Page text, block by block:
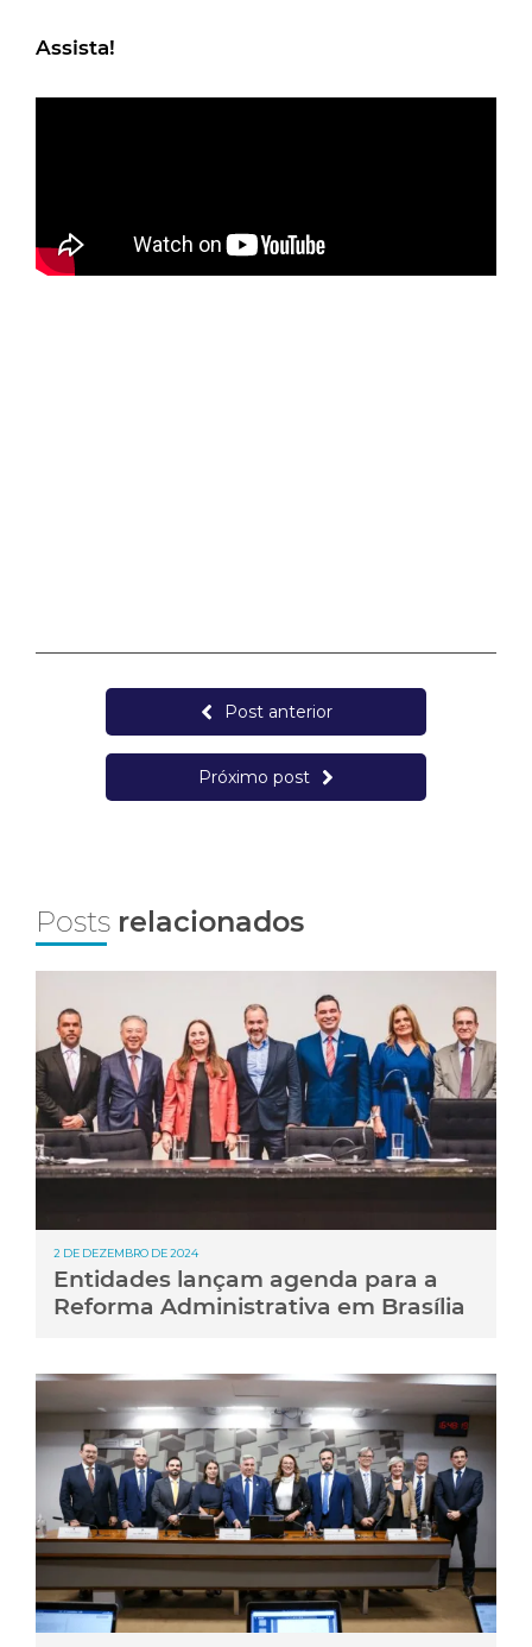
Assista!
Post anterior
Próximo post
Posts relacionados
2 DE DEZEMBRO DE 2024
Entidades lançam agenda para a
Reforma Administrativa em Brasília